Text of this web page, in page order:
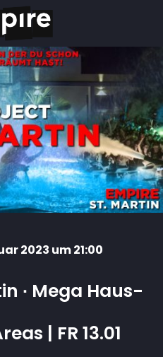
2023 um 21:00
∙ Mega Haus-
| FR 13.01